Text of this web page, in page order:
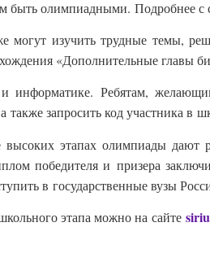
быть олимпиадными. Подробнее с
могут изучить трудные темы,
«Дополнительные главы
информатике. Ребятам,
также запросить код участника в
этапах олимпиады дают
победителя и призера
в государственные вузы
этапа можно на сайте
Для заполнения
браузере.
Ваш вопрос*